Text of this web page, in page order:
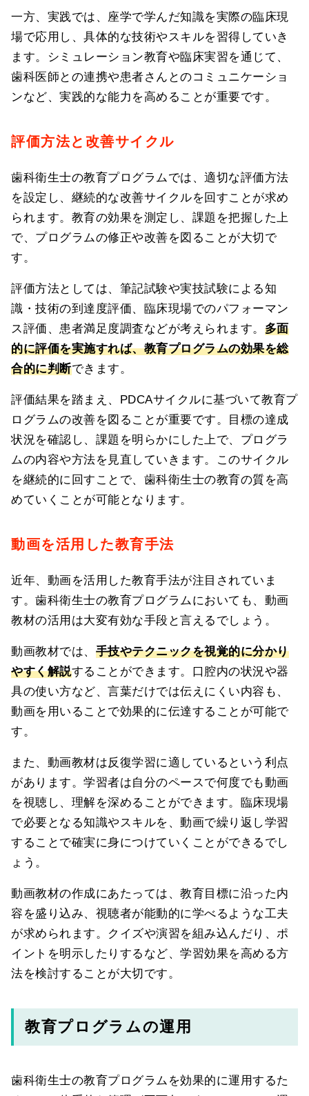
一方、実践では、座学で学んだ知識を実際の臨床現
場で応用し、具体的な技術やスキルを習得していき
ます。シミュレーション教育や臨床実習を通じて、
歯科医師との連携や患者さんとのコミュニケーショ
ンなど、実践的な能力を高めることが重要です。
評価方法と改善サイクル
歯科衛生士の教育プログラムでは、適切な評価方法
を設定し、継続的な改善サイクルを回すことが求め
られます。教育の効果を測定し、課題を把握した上
で、プログラムの修正や改善を図ることが大切で
す。
評価方法としては、筆記試験や実技試験による知
識・技術の到達度評価、臨床現場でのパフォーマン
ス評価、患者満足度調査などが考えられます。 多面
的に評価を実施すれば、教育プログラムの効果を総
合的に判断できます。
評価結果を踏まえ、PDCAサイクルに基づいて教育プ
ログラムの改善を図ることが重要です。目標の達成
状況を確認し、課題を明らかにした上で、プログラ
ムの内容や方法を見直していきます。このサイクル
を継続的に回すことで、歯科衛生士の教育の質を高
めていくことが可能となります。
動画を活用した教育手法
近年、動画を活用した教育手法が注目されていま
す。歯科衛生士の教育プログラムにおいても、動画
教材の活用は大変有効な手段と言えるでしょう。
動画教材では、 手技やテクニックを視覚的に分かり
やすく解説することができます。口腔内の状況や器
具の使い方など、言葉だけでは伝えにくい内容も、
動画を用いることで効果的に伝達することが可能で
す。
また、動画教材は反復学習に適しているという利点
があります。学習者は自分のペースで何度でも動画
を視聴し、理解を深めることができます。臨床現場
で必要となる知識やスキルを、動画で繰り返し学習
することで確実に身につけていくことができるでし
ょう。
動画教材の作成にあたっては、教育目標に沿った内
容を盛り込み、視聴者が能動的に学べるような工夫
が求められます。クイズや演習を組み込んだり、ポ
イントを明示したりするなど、学習効果を高める方
法を検討することが大切です。
教育プログラムの運用
歯科衛生士の教育プログラムを効果的に運用するた